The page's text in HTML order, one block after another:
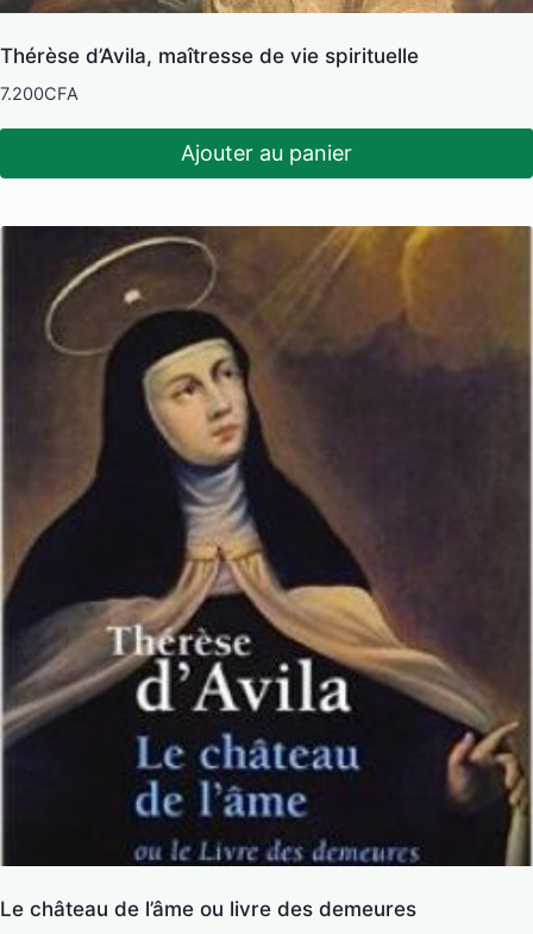
Thérèse d’Avila, maîtresse de vie spirituelle
7.200CFA
Ajouter au panier
Le château de l’âme ou livre des demeures